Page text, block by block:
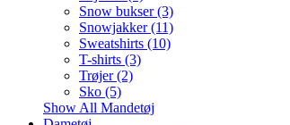
Snow bukser (3)
Snowjakker (11)
Sweatshirts (10)
T-shirts (3)
Trøjer (2)
Sko (5)
Show All Mandetøj